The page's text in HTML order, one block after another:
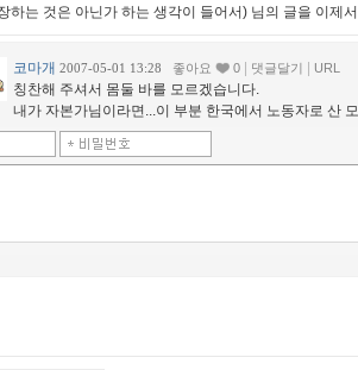
하는 것은 아닌가 하는 생각이 들어서) 님의 글을 이제
코마개 2007-05-01 13:28 좋아요 0 댓글달기 URL
칭찬해 주셔서 몸둘 바를 모르겠습니다.
내가 자본가님이라면...이 부분 한국에서 노동자로 산